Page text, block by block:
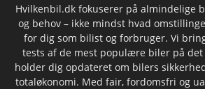
Hvilkenbil.dk fokuserer på almindelige
og behov – ikke mindst hvad
for dig som bilist og forbruger. Vi
tests af de mest populære biler på det
holder dig opdateret om bilers
totaløkonomi. Med fair, fordomsfri og